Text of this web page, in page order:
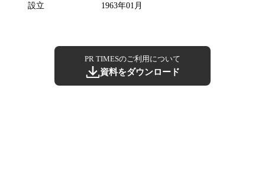
設立
1963年01月
PR TIMESのご利用について
資料をダウンロード